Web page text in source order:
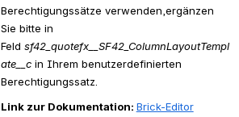
Berechtigungssätze verwenden,ergänzen
Sie bitte in
Feld sf42_quotefx__SF42_ColumnLayoutTempl
ate__c in Ihrem benutzerdefinierten
Berechtigungssatz.
Link zur Dokumentation: Brick-Editor